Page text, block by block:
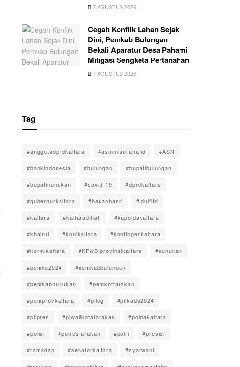
7 AGUSTUS 2026
Cegah Konflik Lahan Sejak
Dini, Pemkab Bulungan
Bekali Aparatur Desa Pahami
Mitigasi Sengketa Pertanahan
7 AGUSTUS 2026
Tag
#anggotadprdkaltara #asminlaurahafid #ASN
#bankindonesia #bulungan #bupatibulungan
#bupatinunukan #covid-19 #dprdkaltara
#gubernurkaltara #hasanbasri #idulfitri
#kaltara #kaltaradihati #kapoldakaltara
#khairul #konikaltara #kontingenkaltara
#kormikaltara #KPwBIprovinsikaltara #nunukan
#pemilu2024 #pemkabbulungan
#pemkabnunukan #pemkottarakan
#pemprovkaltara #pileg #pilkada2024
#pilpres #pjwalikotatarakan #poldakaltara
#polisi #polrestarakan #polri #presisi
#ramadan #senatorkaltara #syarwani